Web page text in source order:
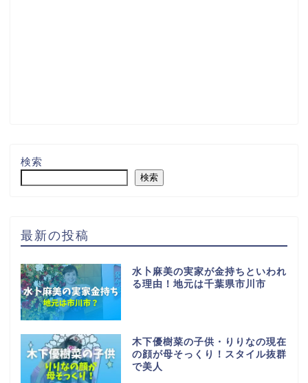
検索
検索
最新の投稿
水卜麻美の実家が金持ちといわれ
る理由！地元は千葉県市川市
木下優樹菜の子供・りりなの現在
の顔が母そっくり！スタイル抜群
で美人